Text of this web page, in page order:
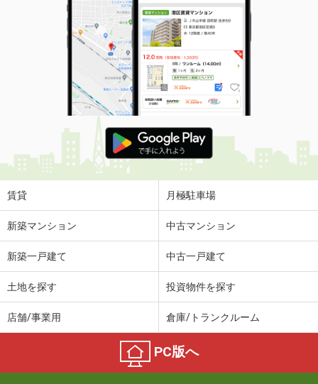
賃貸 月極駐車場
新築マンション 中古マンション
新築一戸建て 中古一戸建て
土地を探す 投資物件を探す
店舗/事業用 倉庫/トランクルーム
PC版へ